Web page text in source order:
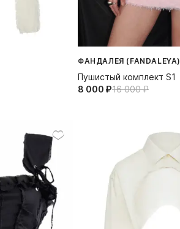
ФАНДАЛЕЯ (FANDALEYA)
Пушистый комплект S1
8 000⁠ ⁠₽16 000⁠ ⁠₽